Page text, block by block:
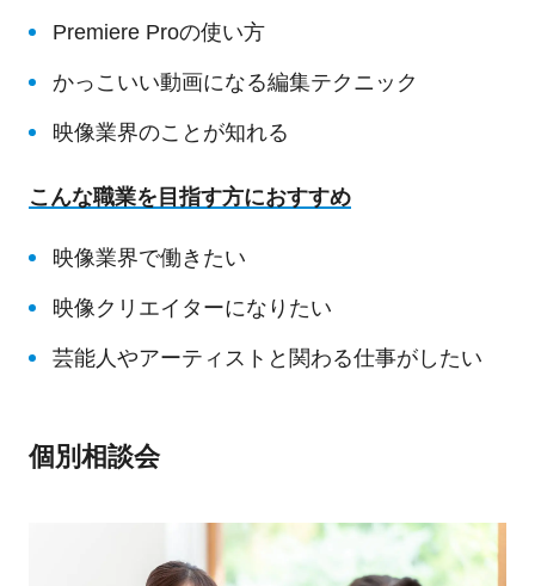
Premiere Proの使い方
かっこいい動画になる編集テクニック
映像業界のことが知れる
こんな職業を目指す方におすすめ
映像業界で働きたい
映像クリエイターになりたい
芸能人やアーティストと関わる仕事がしたい
個別相談会